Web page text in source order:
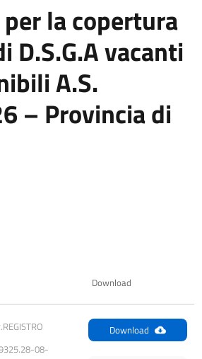
la copertura
D.S.G.A vacanti
A.S.
– Provincia di
Download
08-
Download